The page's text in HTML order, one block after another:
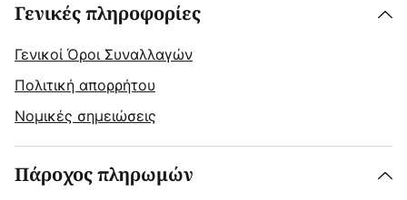
Γενικές πληροφορίες
Γενικοί Όροι Συναλλαγών
Πολιτική απορρήτου
Νομικές σημειώσεις
Πάροχος πληρωμών